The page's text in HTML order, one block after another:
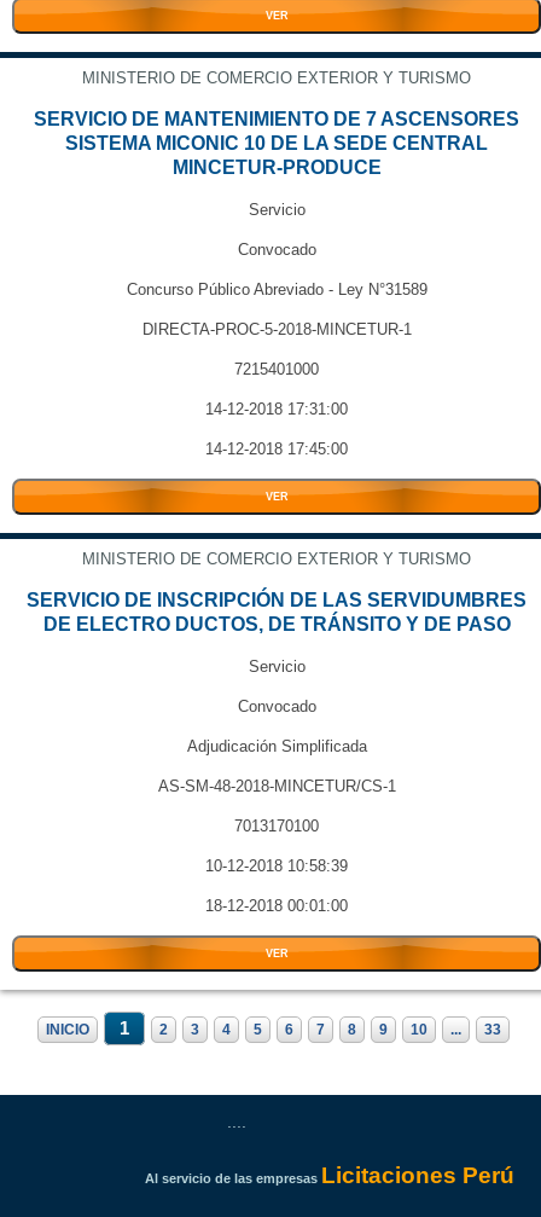
VER
MINISTERIO DE COMERCIO EXTERIOR Y TURISMO
SERVICIO DE MANTENIMIENTO DE 7 ASCENSORES
SISTEMA MICONIC 10 DE LA SEDE CENTRAL
MINCETUR-PRODUCE
Servicio
Convocado
Concurso Público Abreviado - Ley N°31589
DIRECTA-PROC-5-2018-MINCETUR-1
7215401000
14-12-2018 17:31:00
14-12-2018 17:45:00
VER
MINISTERIO DE COMERCIO EXTERIOR Y TURISMO
SERVICIO DE INSCRIPCIÓN DE LAS SERVIDUMBRES
DE ELECTRO DUCTOS, DE TRÁNSITO Y DE PASO
Servicio
Convocado
Adjudicación Simplificada
AS-SM-48-2018-MINCETUR/CS-1
7013170100
10-12-2018 10:58:39
18-12-2018 00:01:00
VER
INICIO 1 2 3 4 5 6 7 8 9 10 ... 33
Al servicio de las empresas Licitaciones Perú